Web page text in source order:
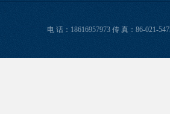
电 话：18616957973 传 真：86-021-